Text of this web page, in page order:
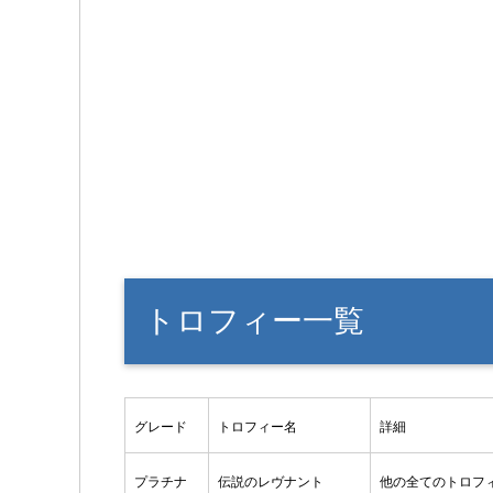
トロフィー一覧
グレード トロフィー名 詳細
プラチナ 伝説のレヴナント 他の全てのトロフ